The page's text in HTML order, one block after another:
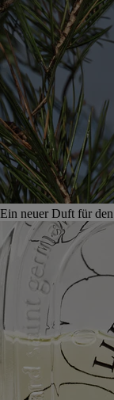
Ein neuer Duft für